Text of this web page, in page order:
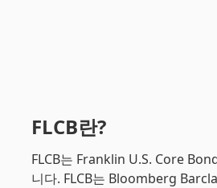
FLCB란?
FLCB는 Franklin U.S. Core
니다. FLCB는 Bloomberg